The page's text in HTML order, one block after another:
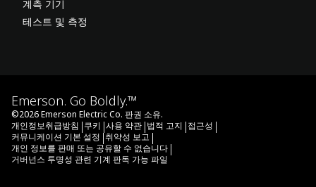
계측 기기
테스트 및 측정
Emerson. Go Boldly.™
©2026Emerson Electric Co. 판권 소유.
개인정보취급방침 |쿠키 |사용 약관 |법적 고지 |접근성 |
커뮤니케이션 기본 설정 |취약성 보고 |
개인 정보를 판매 또는 공유할 수 없습니다 |
거버넌스 투명성 관련 기계 판독 가능 파일